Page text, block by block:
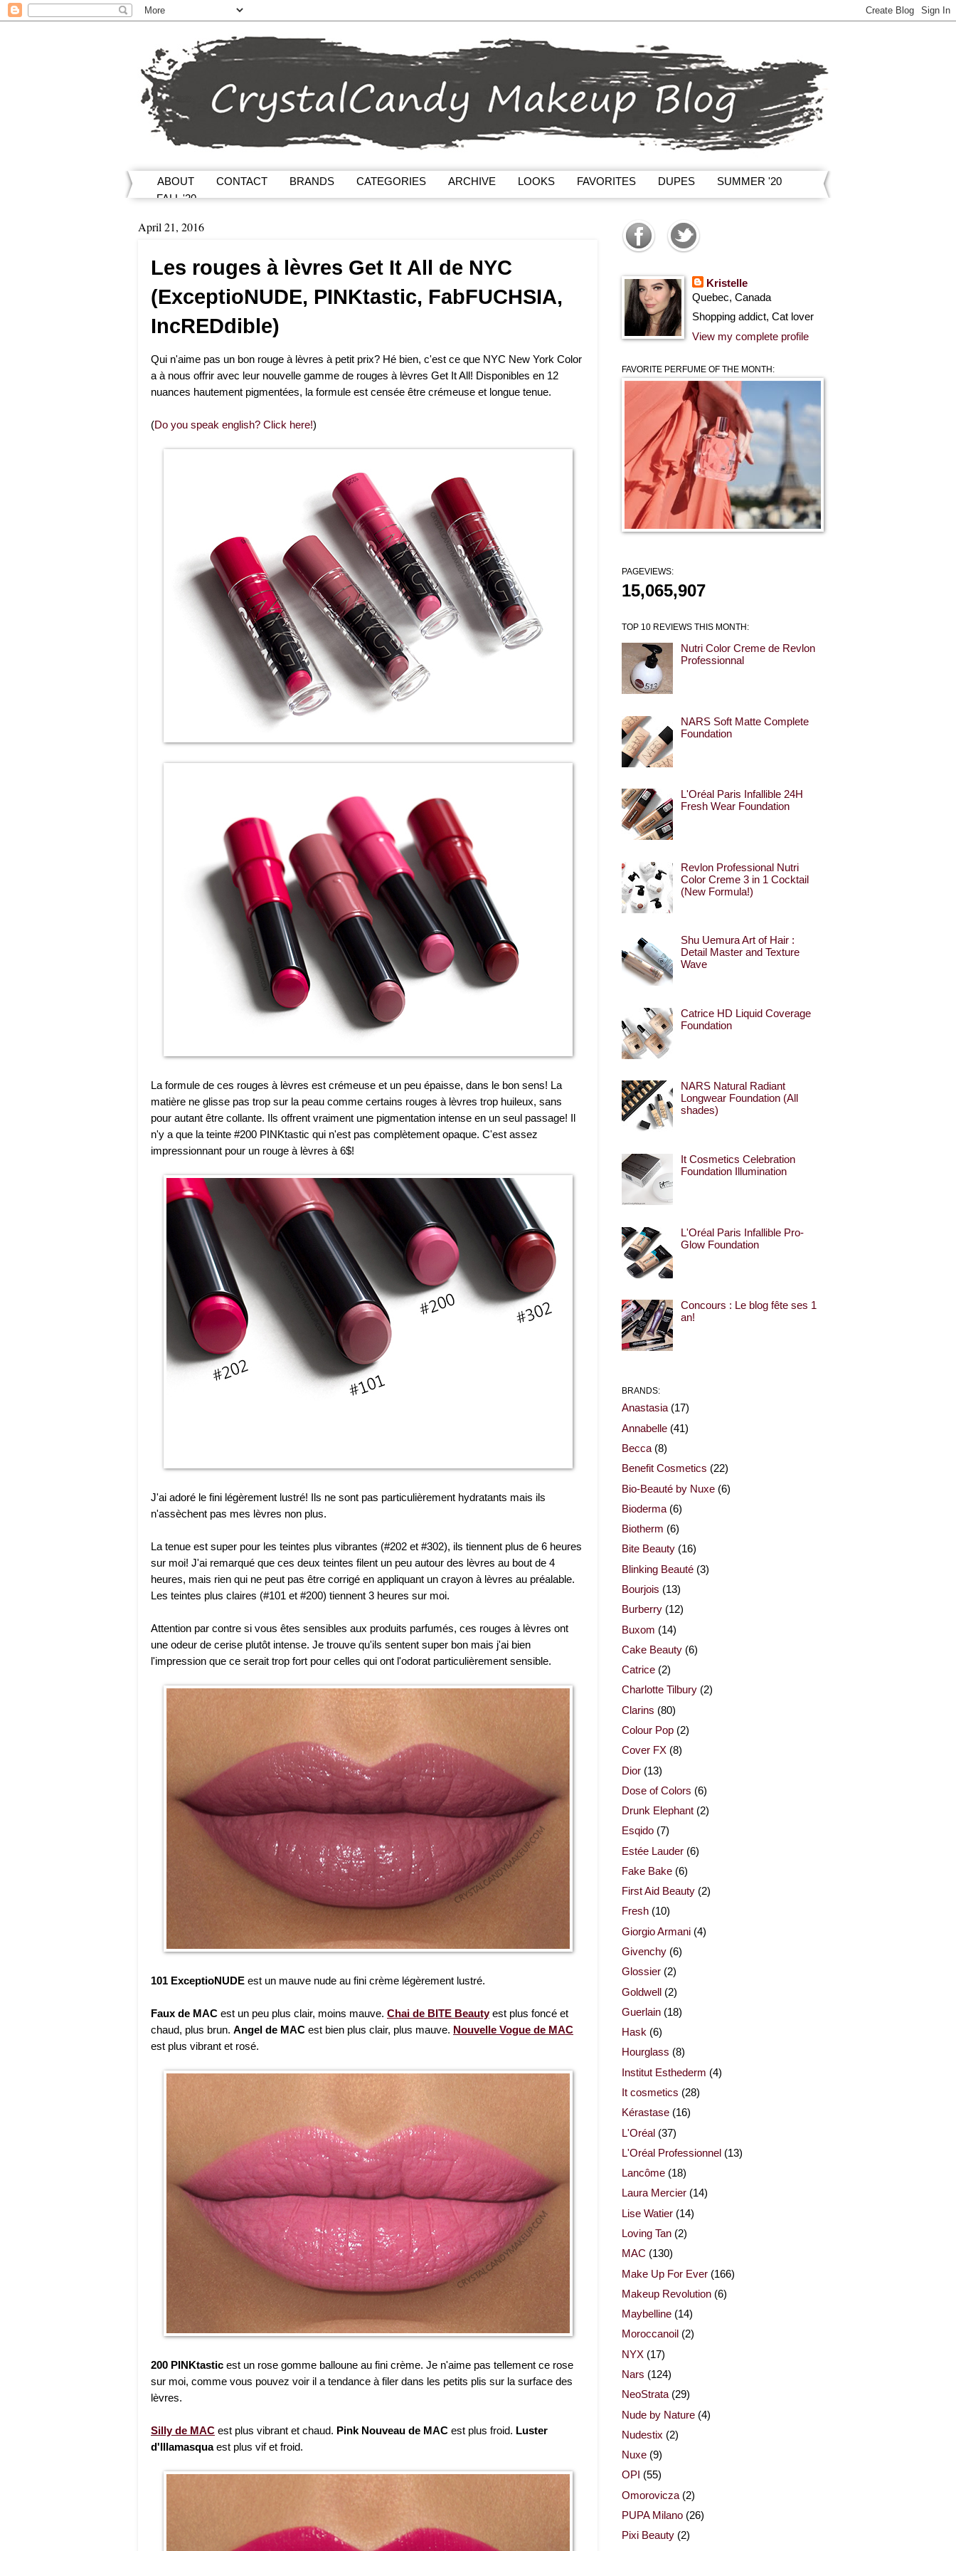
ABOUT CONTACT BRANDS CATEGORIES ARCHIVE LOOKS FAVORITES DUPES
SUMMER '20
FALL '20
April 21, 2016
Les rouges à lèvres Get It All de NYC
(ExceptioNUDE, PINKtastic, FabFUCHSIA,
IncREDdible)
Qui n'aime pas un bon rouge à lèvres à petit prix? Hé bien, c'est ce que NYC New York Color
a à nous offrir avec leur nouvelle gamme de rouges à lèvres Get It All! Disponibles en 12
nuances hautement pigmentées, la formule est censée être crémeuse et longue tenue.
(Do you speak english? Click here!)
La formule de ces rouges à lèvres est crémeuse et un peu épaisse, dans le bon sens! La
matière ne glisse pas trop sur la peau comme certains rouges à lèvres trop huileux, sans
pour autant être collante. Ils offrent vraiment une pigmentation intense en un seul passage! Il
n'y a que la teinte #200 PINKtastic qui n'est pas complètement opaque. C'est assez
impressionnant pour un rouge à lèvres à 6$!
J'ai adoré le fini légèrement lustré! Ils ne sont pas particulièrement hydratants mais ils
n'assèchent pas mes lèvres non plus.
La tenue est super pour les teintes plus vibrantes (#202 et #302), ils tiennent plus de 6 heures
sur moi! J'ai remarqué que ces deux teintes filent un peu autour des lèvres au bout de 4
heures, mais rien qui ne peut pas être corrigé en appliquant un crayon à lèvres au préalable.
Les teintes plus claires (#101 et #200) tiennent 3 heures sur moi.
Attention par contre si vous êtes sensibles aux produits parfumés, ces rouges à lèvres ont
une odeur de cerise plutôt intense. Je trouve qu'ils sentent super bon mais j'ai bien
l'impression que ce serait trop fort pour celles qui ont l'odorat particulièrement sensible.
101 ExceptioNUDE est un mauve nude au fini crème légèrement lustré.
Faux de MAC est un peu plus clair, moins mauve. Chai de BITE Beautyest plus foncé et
chaud, plus brun. Angel de MAC est bien plus clair, plus mauve. Nouvelle Vogue de MAC
est plus vibrant et rosé.
200 PINKtastic est un rose gomme balloune au fini crème. Je n'aime pas tellement ce rose
sur moi, comme vous pouvez voir il a tendance à filer dans les petits plis sur la surface des
lèvres.
Silly de MAC est plus vibrant et chaud. Pink Nouveau de MAC est plus froid. Luster
d'Illamasquaest plus vif et froid.
Kristelle
Quebec, Canada
Shopping addict, Cat lover
View my complete profile
FAVORITE PERFUME OF THE MONTH:
PAGEVIEWS:
15,065,907
TOP 10 REVIEWS THIS MONTH:
Nutri Color Creme de Revlon
Professionnal
NARS Soft Matte Complete
Foundation
L'Oréal Paris Infallible 24H
Fresh Wear Foundation
Revlon Professional Nutri
Color Creme 3 in 1 Cocktail
(New Formula!)
Shu Uemura Art of Hair :
Detail Master and Texture
Wave
Catrice HD Liquid Coverage
Foundation
NARS Natural Radiant
Longwear Foundation (All
shades)
It Cosmetics Celebration
Foundation Illumination
L'Oréal Paris Infallible Pro-
Glow Foundation
Concours : Le blog fête ses 1
an!
BRANDS:
Anastasia (17)
Annabelle (41)
Becca (8)
Benefit Cosmetics (22)
Bio-Beauté by Nuxe (6)
Bioderma (6)
Biotherm (6)
Bite Beauty (16)
Blinking Beauté (3)
Bourjois (13)
Burberry (12)
Buxom (14)
Cake Beauty (6)
Catrice (2)
Charlotte Tilbury (2)
Clarins (80)
Colour Pop (2)
Cover FX (8)
Dior (13)
Dose of Colors (6)
Drunk Elephant (2)
Esqido (7)
Estée Lauder (6)
Fake Bake (6)
First Aid Beauty (2)
Fresh (10)
Giorgio Armani (4)
Givenchy (6)
Glossier (2)
Goldwell (2)
Guerlain (18)
Hask (6)
Hourglass (8)
Institut Esthederm (4)
It cosmetics (28)
Kérastase (16)
L'Oréal (37)
L'Oréal Professionnel (13)
Lancôme (18)
Laura Mercier (14)
Lise Watier (14)
Loving Tan (2)
MAC (130)
Make Up For Ever (166)
Makeup Revolution (6)
Maybelline (14)
Moroccanoil (2)
NYX (17)
Nars (124)
NeoStrata (29)
Nude by Nature (4)
Nudestix (2)
Nuxe (9)
OPI (55)
Omorovicza (2)
PUPA Milano (26)
Pixi Beauty (2)